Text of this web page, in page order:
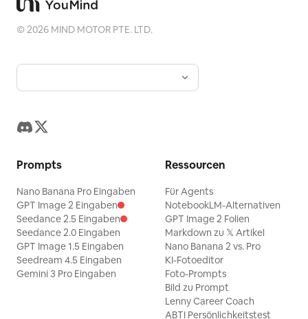
©2026 MIND MOTOR PTE. LTD.
Prompts
Nano Banana Pro Eingaben
GPT Image 2 Eingaben
Seedance 2.5 Eingaben
Seedance 2.0 Eingaben
GPT Image 1.5 Eingaben
Seedream 4.5 Eingaben
Gemini 3 Pro Eingaben
Ressourcen
Für Agents
NotebookLM-Alternativen
GPT Image 2 Folien
Markdown zu 𝕏 Artikel
Nano Banana 2 vs. Pro
KI-Fotoeditor
Foto-Prompts
Bild zu Prompt
Lenny Career Coach
ABTI Persönlichkeitstest